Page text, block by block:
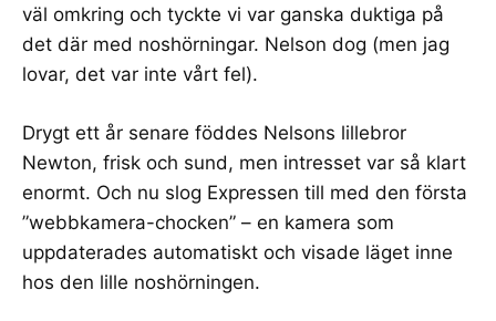
väl omkring och tyckte vi var ganska duktiga på
det där med noshörningar. Nelson dog (men jag
lovar, det var inte vårt fel).
Drygt ett år senare föddes Nelsons lillebror
Newton, frisk och sund, men intresset var så klart
enormt. Och nu slog Expressen till med den första
”webbkamera-chocken” – en kamera som
uppdaterades automatiskt och visade läget inne
hos den lille noshörningen.